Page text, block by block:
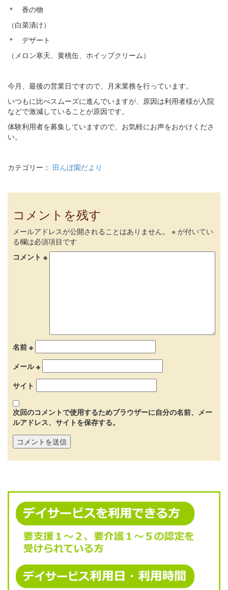
＊ 香の物
（白菜漬け）
＊ デザート
（メロン寒天、黄桃缶、ホイップクリーム）
今月、最後の営業日ですので、月末業務を行っています。
いつもに比べスムーズに進んでいますが、原因は利用者様が入院
などで激減していることが原因です。
体験利用者を募集していますので、お気軽にお声をおかけくださ
い。
カテゴリー： 田んぼ園だより
コメントを残す
メールアドレスが公開されることはありません。 ※ が付いてい
る欄は必須項目です
コメント ※
名前 ※
メール※
サイト
次回のコメントで使用するためブラウザーに自分の名前、メー
ルアドレス、サイトを保存する。